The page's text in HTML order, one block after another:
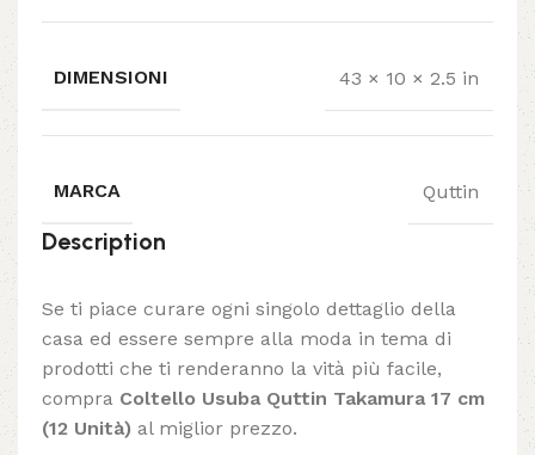
DIMENSIONI 43 × 10 × 2.5 in
MARCA Quttin
Description
Se ti piace curare ogni singolo dettaglio della
casa ed essere sempre alla moda in tema di
prodotti che ti renderanno la vità più facile,
compra Coltello Usuba Quttin Takamura 17 cm
(12 Unità) al miglior prezzo.